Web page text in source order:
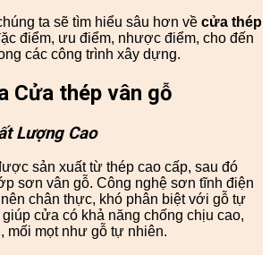
ta sẽ tìm hiểu sâu hơn về cửa thép
điểm, ưu điểm, nhược điểm, cho đến
các công trình xây dựng.
Cửa thép vân gỗ
Lượng Cao
sản xuất từ thép cao cấp, sau đó
sơn vân gỗ. Công nghệ sơn tĩnh điện
chân thực, khó phân biệt với gỗ tự
cửa có khả năng chống chịu cao,
mối mọt như gỗ tự nhiên.